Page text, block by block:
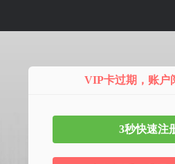
VIP卡过期，账户
3秒快速注